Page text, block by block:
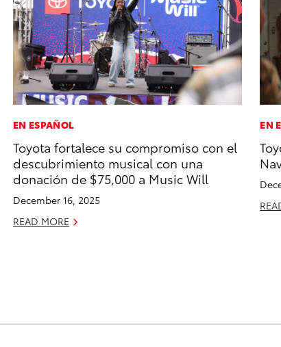
EN ESPAÑOL
Toyota fortalece su compromiso con el
descubrimiento musical con una
donación de $75,000 a Music Will
December 16, 2025
READ MORE
EN